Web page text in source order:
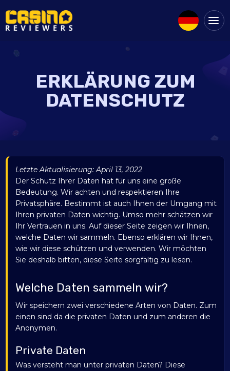
ERKLÄRUNG ZUM
DATENSCHUTZ
Letzte Aktualisierung: April 13, 2022
Der Schutz Ihrer Daten hat für uns eine große
Bedeutung. Wir achten und respektieren Ihre
Privatsphäre. Bestimmt ist auch Ihnen der Umgang mit
Ihren privaten Daten wichtig. Umso mehr schätzen wir
Ihr Vertrauen in uns. Auf dieser Seite zeigen wir Ihnen,
welche Daten wir sammeln. Ebenso erklären wir Ihnen,
wie wir diese schützen und verwenden. Wir möchten
Sie deshalb bitten, diese Seite sorgfältig zu lesen.
Welche Daten sammeln wir?
Wir speichern zwei verschiedene Arten von Daten. Zum
einen sind da die privaten Daten und zum anderen die
Anonymen.
Private Daten
Was versteht man unter privaten Daten? Diese